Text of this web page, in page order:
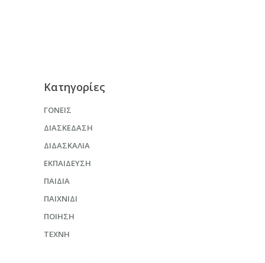
Kατηγορίες
ΓΟΝΕΊΣ
ΔΙΑΣΚΈΔΑΣΗ
ΔΙΔΑΣΚΑΛΊΑ
ΕΚΠΑΊΔΕΥΣΗ
ΠΑΙΔΙΆ
ΠΑΙΧΝΊΔΙ
ΠΟΊΗΣΗ
ΤΈΧΝΗ